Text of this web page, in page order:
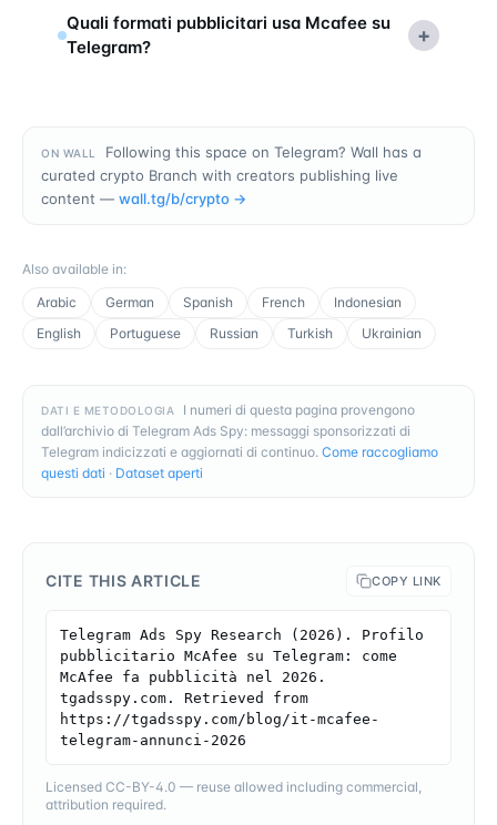
Quali formati pubblicitari usa Mcafee su
Telegram?
+
ON WALL
Following this space on Telegram? Wall has a
curated crypto Branch with creators publishing live
content — wall.tg/b/crypto →
Also available in:
Arabic
German Spanish French
Indonesian
English
Portuguese Russian Turkish Ukrainian
DATI E METODOLOGIA
I numeri di questa pagina provengono
dall’archivio di Telegram Ads Spy: messaggi sponsorizzati di
Telegram indicizzati e aggiornati di continuo. Come raccogliamo
questi dati · Dataset aperti
CITE THIS ARTICLE COPY LINK
Telegram Ads Spy Research (2026). Profilo
pubblicitario McAfee su Telegram: come
McAfee fa pubblicità nel 2026.
tgadsspy.com. Retrieved from
https://tgadsspy.com/blog/it-mcafee-
telegram-annunci-2026
Licensed CC-BY-4.0 — reuse allowed including commercial,
attribution required.